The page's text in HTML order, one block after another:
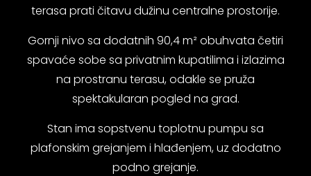
terasa prati čitavu dužinu centralne prostorije.
Gornji nivo sa dodatnih 90,4 m² obuhvata četiri
spavaće sobe sa privatnim kupatilima i izlazima
na prostranu terasu, odakle se pruža
spektakularan pogled na grad.
Stan ima sopstvenu toplotnu pumpu sa
plafonskim grejanjem i hlađenjem, uz dodatno
podno grejanje.